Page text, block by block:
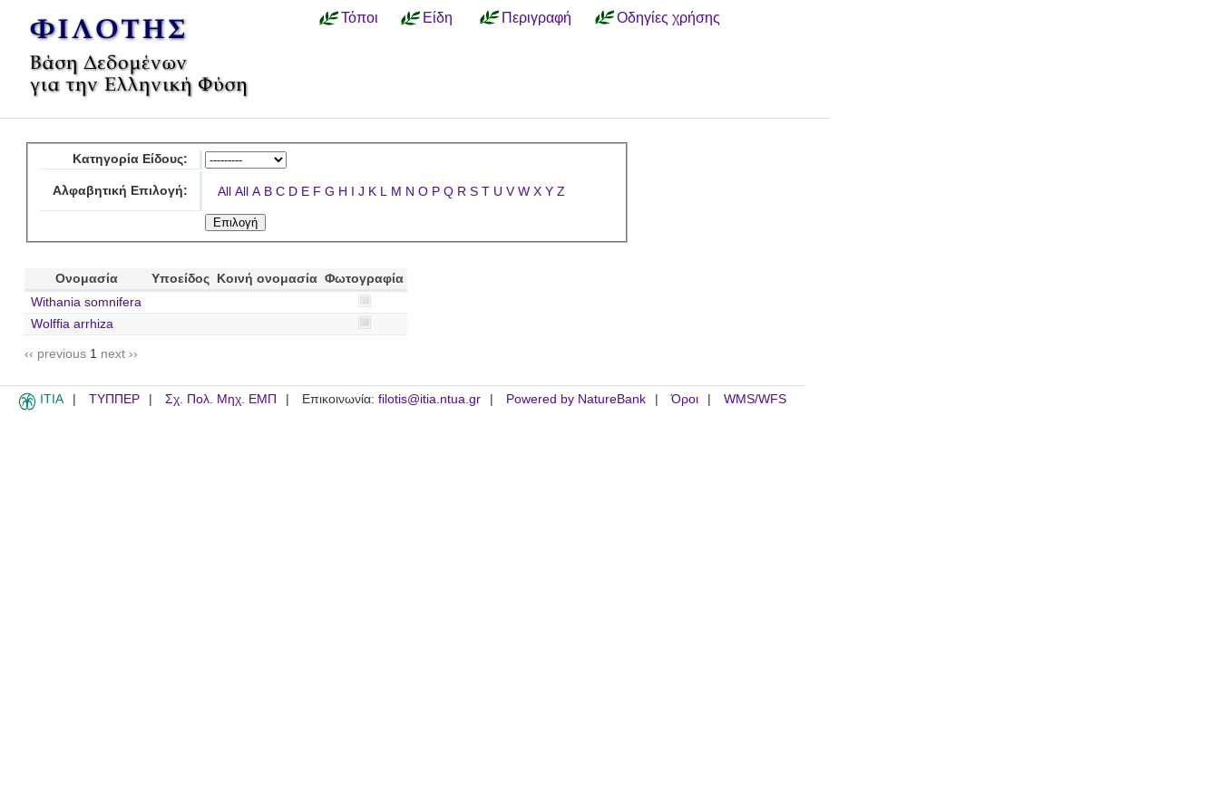
Τόποι Είδη Περιγραφή Οδηγίες χρήσης
Κατηγορία Είδους:
Αλφαβητική Επιλογή: All All A B C D E F G H I J K L M N O P Q R S T U V W X Y Z
Ονομασία Υποείδος Κοινή ονομασία Φωτογραφία
Withania somnifera
Wolffia arrhiza
‹‹ previous 1 next ››
ITIA ΤΥΠΠΕΡ Σχ. Πολ. Μηχ. ΕΜΠ Επικοινωνία: filotis@itia.ntua.gr Powered by NatureBank Όροι WMS/WFS